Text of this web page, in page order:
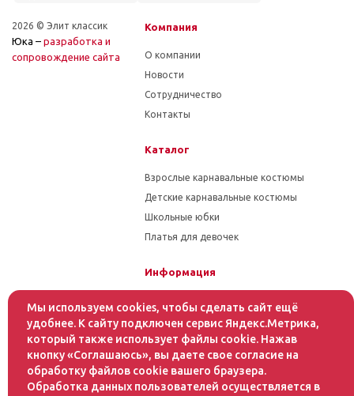
2026 © Элит классик
Юка – разработка и
cопровождение сайта
Компания
О компании
Новости
Сотрудничество
Контакты
Каталог
Взрослые карнавальные костюмы
Детские карнавальные костюмы
Школьные юбки
Платья для девочек
Информация
Гарантия на товар
Условия оплаты
Условия доставки
Помощь
Мы используем cookies, чтобы сделать сайт ещё
удобнее. К сайту подключен сервис Яндекс.Метрика,
который также использует файлы cookie. Нажав
кнопку «Соглашаюсь», вы даете свое согласие на
обработку файлов cookie вашего браузера.
Обработка данных пользователей осуществляется в